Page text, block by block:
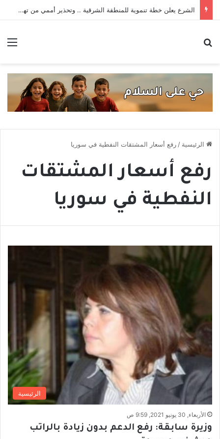
الشرع يعلن خطة تنموية للمنطقة الشرقية .. وتحذير أممي من تهديدات داعش _ حصاد الأسبوع
الرئيسية / رفع أسعار المشتقات النفطية في سوريا
رفع أسعار المشتقات
النفطية في سوريا
الرئيسية
الأربعاء, 30 يونيو 2021, 9:59 ص
وزيرة سابقة: رفع الدعم بدون زيادة بالراتب